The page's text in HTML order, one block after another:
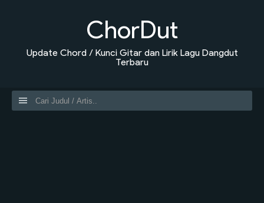
ChorDut
Update Chord / Kunci Gitar dan Lirik Lagu Dangdut
Terbaru